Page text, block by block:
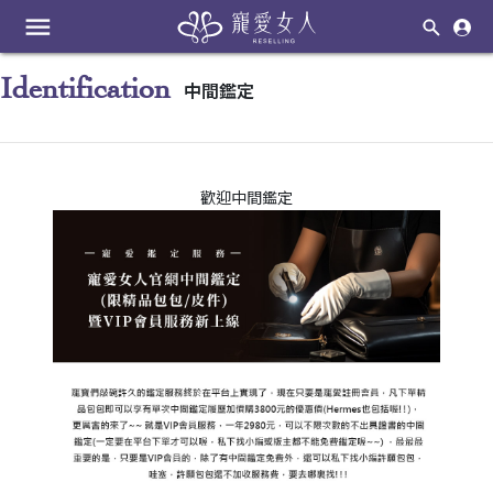
menu
Identification 中間鑑定
歡迎中間鑑定